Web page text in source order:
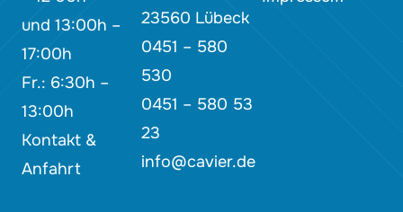
und 13:00h –
17:00h
Fr.: 6:30h –
13:00h
Kontakt &
Anfahrt
23560 Lübeck
0451 – 580
530
0451 – 580 53
23
info@cavier.de